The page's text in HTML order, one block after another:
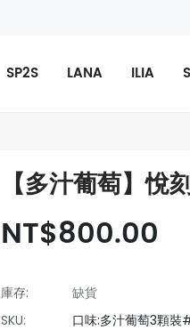
SP2S LANA ILIA
【多汁葡萄】
NT$800.00
庫存:
缺貨
SKU:
口味:多汁葡萄3顆